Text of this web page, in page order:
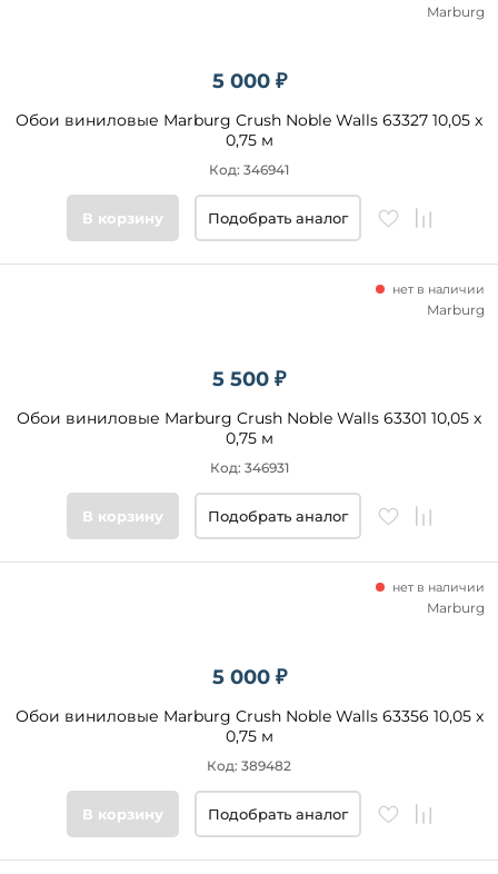
5 000 ₽
Обои виниловые Marburg Crush Noble Walls 63327 10,05 x
0,75 м
Код: 346941
Marburg
В корзину Подобрать аналог
5 500 ₽
Обои виниловые Marburg Crush Noble Walls 63301 10,05 x
0,75 м
нет в наличии
Код: 346931
Marburg
В корзину Подобрать аналог
5 000 ₽
Обои виниловые Marburg Crush Noble Walls 63356 10,05 x
0,75 м
нет в наличии
Код: 389482
Marburg
В корзину Подобрать аналог